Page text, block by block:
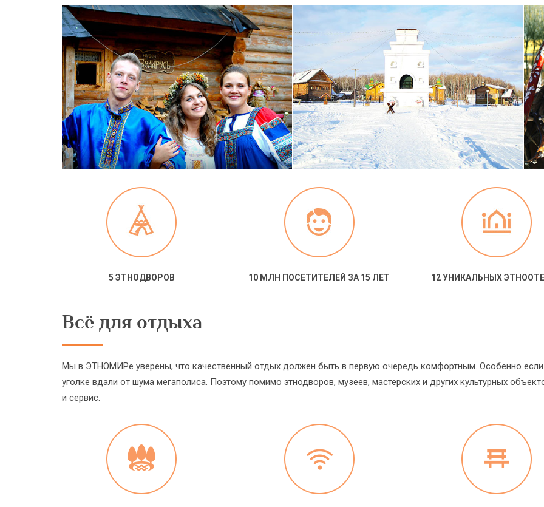
5 ЭТНОДВОРОВ 10 МЛН ПОСЕТИТЕЛЕЙ ЗА 15 ЛЕТ 12 УНИКАЛЬНЫХ
Всё для отдыха
Мы в ЭТНОМИРе уверены, что качественный отдых должен быть в первую очередь комфортным. Особенно
уголке вдали от шума мегаполиса. Поэтому помимо этнодворов, музеев, мастерских и других культурных
и сервис.